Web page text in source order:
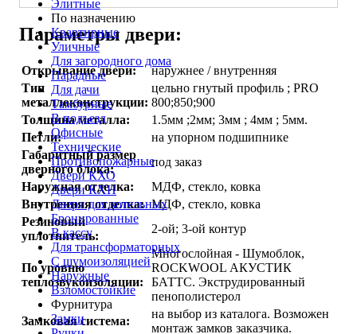
Элитные
По назначению
Квартирные
Уличные
Для загородного дома
Парадные
Для дачи
Тамбурные
В подъезд
Офисные
Технические
Противопожарные
Двери КХО
Двери КХН
Двери для котельных
Бронированные
В кассу
Для трансформаторных
С шумоизоляцией
Наружные
Взломостойкие
Фурнитура
Замки
Параметры двери:
Открывание двери:
наружнее / внутренняя
Тип
металлоконструкции:
цельно гнутый профиль ; PRO
800;850;900
Толщина металла:
1.5мм ;2мм; 3мм ; 4мм ; 5мм.
Петли:
на упорном подшипнике
Габаритный размер
дверного блока:
под заказ
Наружная отделка:
МДФ, стекло, ковка
Внутренняя отделка: МДФ, стекло, ковка
Резиновый
уплотнитель:
2-ой; 3-ой контур
По уровню
теплозвукоизоляции:
Многослойная - Шумоблок,
ROCKWOOL АКУСТИК
БАТТС. Экструдированный
пенополистерол
Замковая система:
на выбор из каталога. Возможен
монтаж замков заказчика.